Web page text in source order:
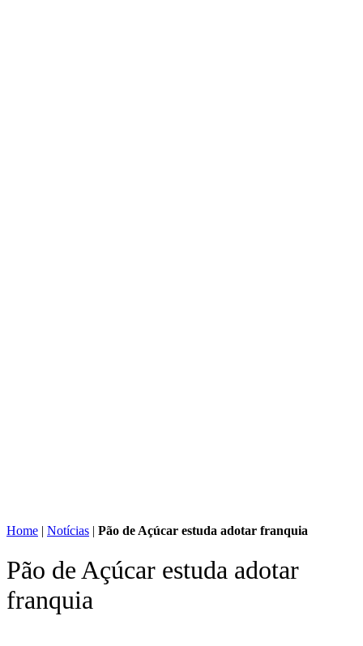
Home | Notícias | Pão de Açúcar estuda adotar franquia
Pão de Açúcar estuda adotar
franquia